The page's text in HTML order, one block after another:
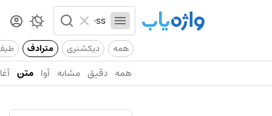
همه دیکشنری مترادف
همه دقیق مشابه آوا متن